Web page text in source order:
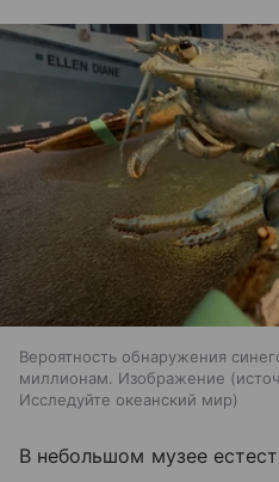
Вероятность обнаружения
миллионам. Изображение
Исследуйте океанский мир
В небольшом музее